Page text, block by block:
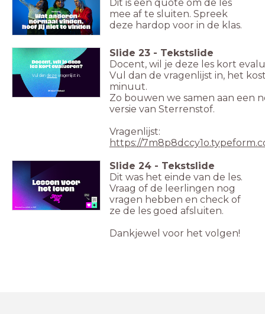
Dit is een quote om de les
mee af te sluiten. Spreek
deze hardop voor in de klas.
Vul dandeze vragenlijst in.
Slide 23 - Tekstslide
Docent, wil je deze les kort
Vul dan de vragenlijst in, het
minuut.
Zo bouwen we samen aan een
versie van Sterrenstof.
Vragenlijst:
https://
Slide 24 - Tekstslide
Dit was het einde van de les.
Vraag of de leerlingen nog
vragen hebben en check of
ze de les goed afsluiten.
Dankjewel voor het volgen!